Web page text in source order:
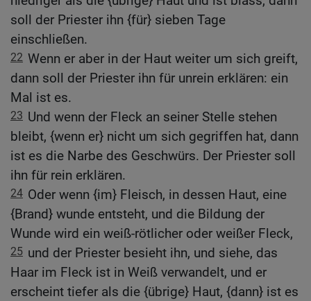
soll der Priester ihn {für} sieben Tage
einschließen.
22 Wenn er aber in der Haut weiter um sich greift,
dann soll der Priester ihn für unrein erklären: ein
Mal ist es.
23 Und wenn der Fleck an seiner Stelle stehen
bleibt, {wenn er} nicht um sich gegriffen hat, dann
ist es die Narbe des Geschwürs. Der Priester soll
ihn für rein erklären.
24 Oder wenn {im} Fleisch, in dessen Haut, eine
{Brand} wunde entsteht, und die Bildung der
Wunde wird ein weiß-rötlicher oder weißer Fleck,
25 und der Priester besieht ihn, und siehe, das
Haar im Fleck ist in Weiß verwandelt, und er
erscheint tiefer als die {übrige} Haut, {dann} ist es